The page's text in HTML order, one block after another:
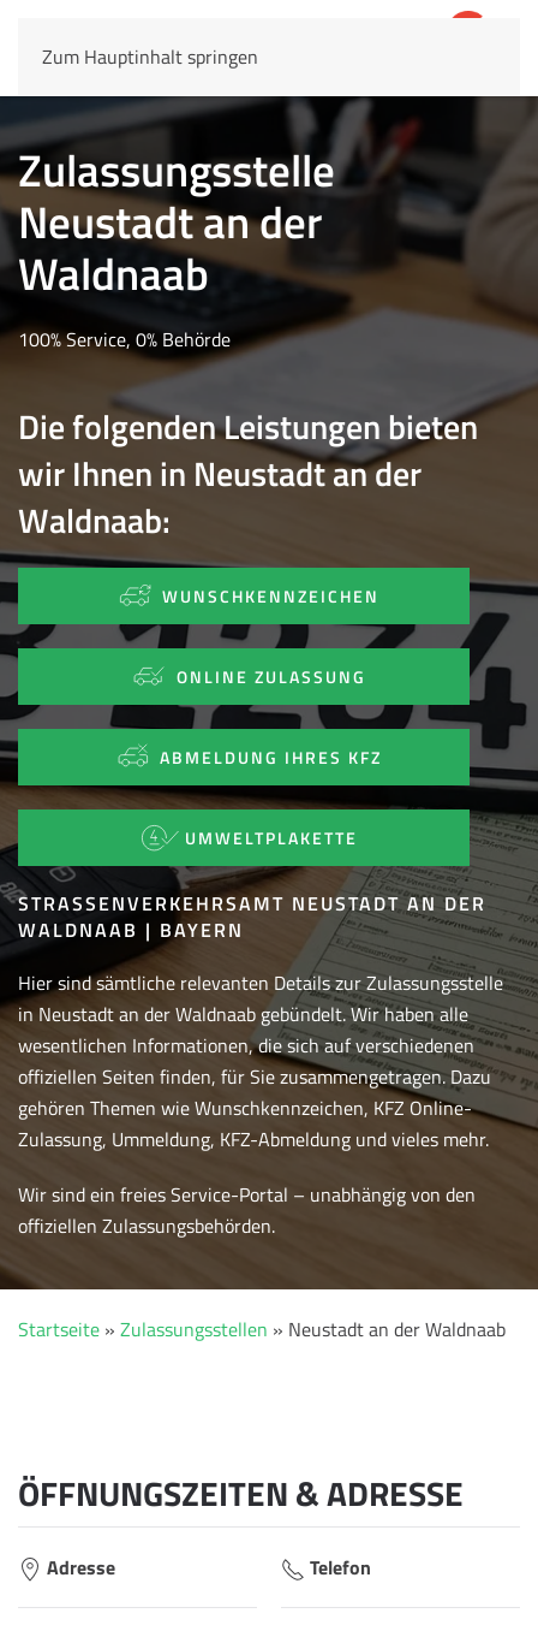
Zum Hauptinhalt springen
Zulassungsstelle
Neustadt an der
Waldnaab
100% Service, 0% Behörde
Die folgenden Leistungen bieten
wir Ihnen in Neustadt an der
Waldnaab:
WUNSCHKENNZEICHEN
ONLINE ZULASSUNG
ABMELDUNG IHRES KFZ
UMWELTPLAKETTE
STRASSENVERKEHRSAMT NEUSTADT AN DER W
ALDNAAB | BAYERN
Hier sind sämtliche relevanten Details zur Zulassungsstelle
in Neustadt an der Waldnaab gebündelt. Wir haben alle
wesentlichen Informationen, die sich auf verschiedenen
offiziellen Seiten finden, für Sie zusammengetragen. Dazu
gehören Themen wie Wunschkennzeichen, KFZ Online-
Zulassung, Ummeldung, KFZ-Abmeldung und vieles mehr.
Wir sind ein freies Service-Portal – unabhängig von den
offiziellen Zulassungsbehörden.
Startseite » Zulassungsstellen » Neustadt an der Waldnaab
ÖFFNUNGSZEITEN & ADRESSE
Adresse Telefon